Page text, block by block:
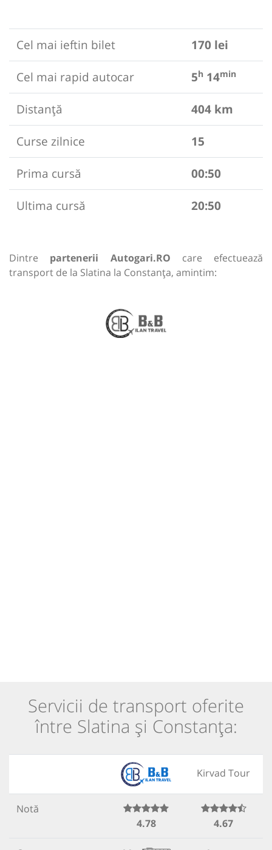
Cel mai ieftin bilet
170 lei
Cel mai rapid autocar
5h 14min
Distanță
404 km
Curse zilnice
15
Prima cursă
00:50
Ultima cursă
20:50
Dintre partenerii Autogari.RO care efectuează
transport de la Slatina la Constanța, amintim:
Servicii de transport oferite
între Slatina și Constanța:
Kirvad Tour
Notă
4.78
4.67